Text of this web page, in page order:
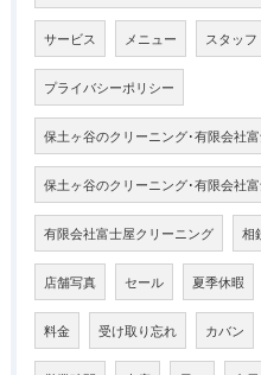
サービス メニュー スタッフ
プライバシーポリシー
保土ヶ谷のクリーニング･有限会社
保土ヶ谷のクリーニング･有限会社
有限会社富士屋クリーニング 相
店舗写真 セール 夏季休暇
料金 受け取り忘れ カバン